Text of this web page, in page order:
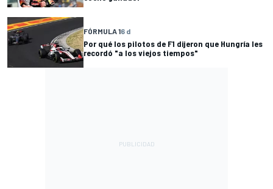
FÓRMULA 16 d
Por qué los pilotos de F1 dijeron que Hungría les
recordó "a los viejos tiempos"